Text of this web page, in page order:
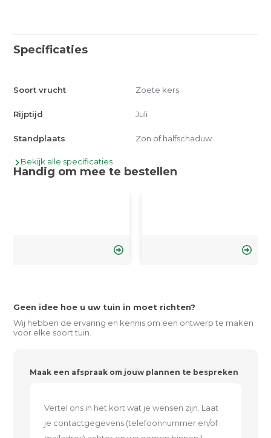
Specificaties
Soort vrucht Zoete kers
Rijptijd Juli
Standplaats Zon of halfschaduw
Bekijk alle specificaties
Handig om mee te bestellen
Geen idee hoe u uw tuin in moet richten?
Wij hebben de ervaring en kennis om een ontwerp te maken
voor elke soort tuin.
Maak een afspraak om jouw plannen te bespreken